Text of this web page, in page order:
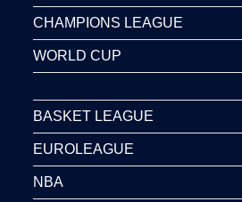
CHAMPIONS LEAGUE
WORLD CUP
BASKET LEAGUE
EUROLEAGUE
NBA